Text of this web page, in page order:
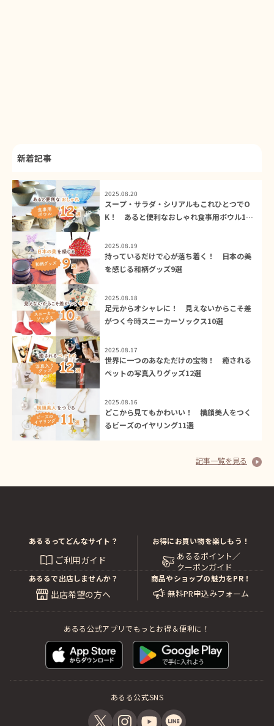
新着記事
2025.08.20
スープ・サラダ・シリアルもこれひとつでO
K！ あると便利なおしゃれ食事用ボウル12
2025.08.19
持っているだけで心が落ち着く！ 日本の美
を感じる和柄グッズ9選
2025.08.18
足元からオシャレに！ 見えないからこそ差
がつく今時スニーカーソックス10選
2025.08.17
世界に一つのあなただけの宝物！ 癒される
ペットの写真入りグッズ12選
2025.08.16
どこから見てもかわいい！ 横顔美人をつく
るビーズのイヤリング11選
記事一覧を見る
あるるってどんなサイト？
ご利用ガイド
お得にお買い物を楽しもう！
あるるポイント／
クーポンガイド
あるるで出店しませんか？
出店希望の方へ
商品やショップの魅力をPR！
無料PR申込みフォーム
あるる公式アプリでもっとお得＆便利に！
あるる公式SNS